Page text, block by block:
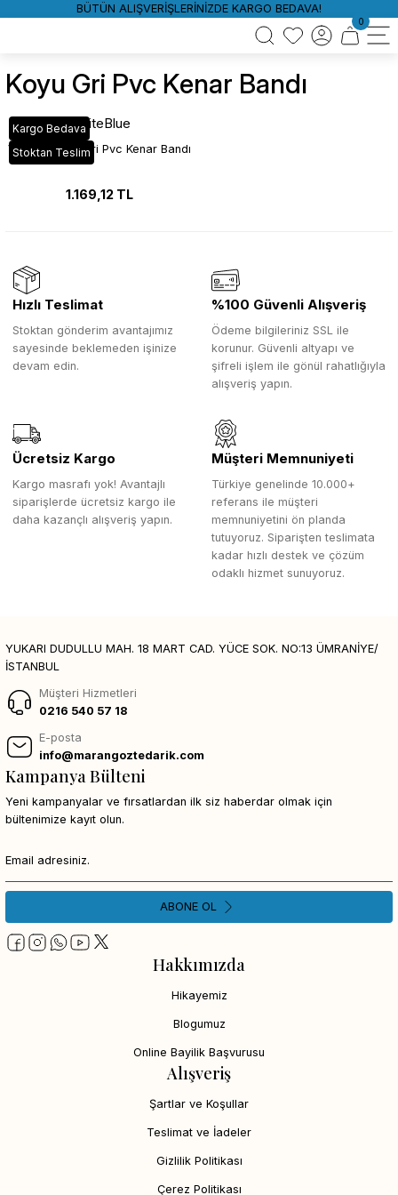
BÜTÜN ALIŞVERİŞLERİNİZDE KARGO BEDAVA!
0
Koyu Gri Pvc Kenar Bandı
Kargo Bedava
Stoktan Teslim
WhiteBlue
VT_285 Koyu Gri Pvc Kenar Bandı
1.169,12 TL
Hızlı Teslimat
Stoktan gönderim avantajımız
sayesinde beklemeden işinize
devam edin.
%100 Güvenli Alışveriş
Ödeme bilgileriniz SSL ile
korunur. Güvenli altyapı ve
şifreli işlem ile gönül rahatlığıyla
alışveriş yapın.
Ücretsiz Kargo
Kargo masrafı yok! Avantajlı
siparişlerde ücretsiz kargo ile
daha kazançlı alışveriş yapın.
Müşteri Memnuniyeti
Türkiye genelinde 10.000+
referans ile müşteri
memnuniyetini ön planda
tutuyoruz. Siparişten teslimata
kadar hızlı destek ve çözüm
odaklı hizmet sunuyoruz.
YUKARI DUDULLU MAH. 18 MART CAD. YÜCE SOK. NO:13 ÜMRANİYE/
İSTANBUL
Müşteri Hizmetleri
0216 540 57 18
E-posta
info@marangoztedarik.com
Hakkımızda
Hikayemiz
Blogumuz
Online Bayilik Başvurusu
Alışveriş
Şartlar ve Koşullar
Teslimat ve İadeler
Gizlilik Politikası
Çerez Politikası
Kampanya Bülteni
Yeni kampanyalar ve fırsatlardan ilk siz haberdar olmak için
bültenimize kayıt olun.
ABONE OL